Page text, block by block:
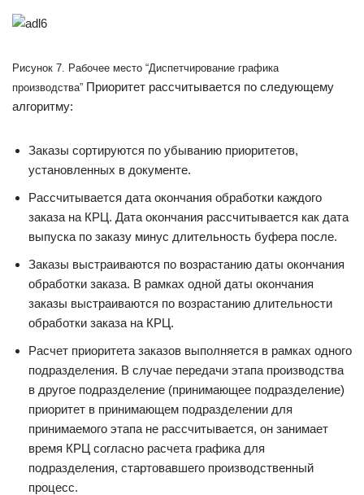
Рисунок 7. Рабочее место “Диспетчирование графика
производства” Приоритет рассчитывается по следующему
алгоритму:
Заказы сортируются по убыванию приоритетов,
установленных в документе.
Рассчитывается дата окончания обработки каждого
заказа на КРЦ. Дата окончания рассчитывается как дата
выпуска по заказу минус длительность буфера после.
Заказы выстраиваются по возрастанию даты окончания
обработки заказа. В рамках одной даты окончания
заказы выстраиваются по возрастанию длительности
обработки заказа на КРЦ.
Расчет приоритета заказов выполняется в рамках одного
подразделения. В случае передачи этапа производства
в другое подразделение (принимающее подразделение)
приоритет в принимающем подразделении для
принимаемого этапа не рассчитывается, он занимает
время КРЦ согласно расчета графика для
подразделения, стартовавшего производственный
процесс.